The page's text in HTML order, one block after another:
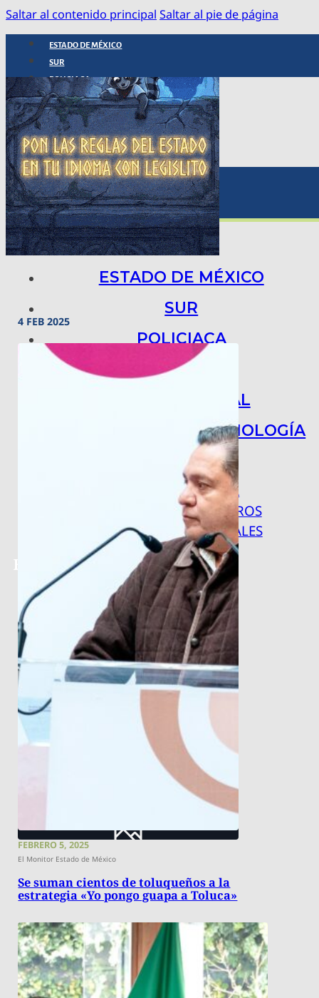
Saltar al contenido principal Saltar al pie de página
ESTADO DE MÉXICO
SUR
POLICIACA
NACIONAL
INTERNACIONAL
ARTE, CIENCIA Y TECNOLOGÍA
COLUMNAS
BAJO LA LUPA
RASTROS Y ROSTROS
VÍNCULOS ANIMALES
ESTADO DE MÉXICO
SUR
POLICIACA
NACIONAL
INTERNACIONAL
ARTE, CIENCIA Y TECNOLOGÍA
COLUMNAS
BAJO LA LUPA
RASTROS Y ROSTROS
VÍNCULOS ANIMALES
4 FEB 2025
FEBRERO 5, 2025
El Monitor Estado de México
Se suman cientos de toluqueños a la
estrategia «Yo pongo guapa a Toluca»